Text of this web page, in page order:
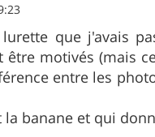
que j'avais
motivés (mais
entre les
la banane et qui